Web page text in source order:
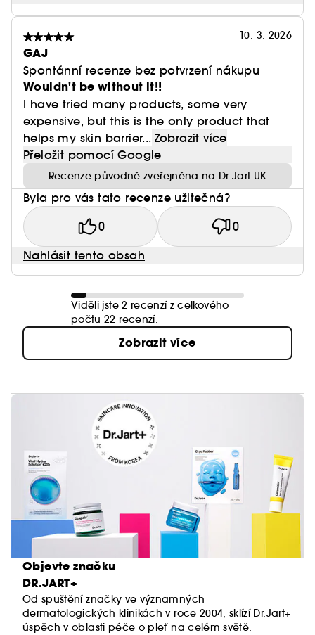
10. 3. 2026
GAJ
Spontánní recenze bez potvrzení nákupu
Wouldn't be without it!!
I have tried many products, some very
expensive, but this is the only product that
helps my skin barrier... Zobrazit více
Přeložit pomocí Google
Recenze původně zveřejněna na Dr Jart UK
Byla pro vás tato recenze užitečná?
0 0
Nahlásit tento obsah
Viděli jste 2 recenzí z celkového
počtu 22 recenzí.
Zobrazit více
Objevte značku
DR.JART+
Od spuštění značky ve významných
dermatologických klinikách v roce 2004, sklízí Dr.Jart+
úspěch v oblasti péče o pleť na celém světě.